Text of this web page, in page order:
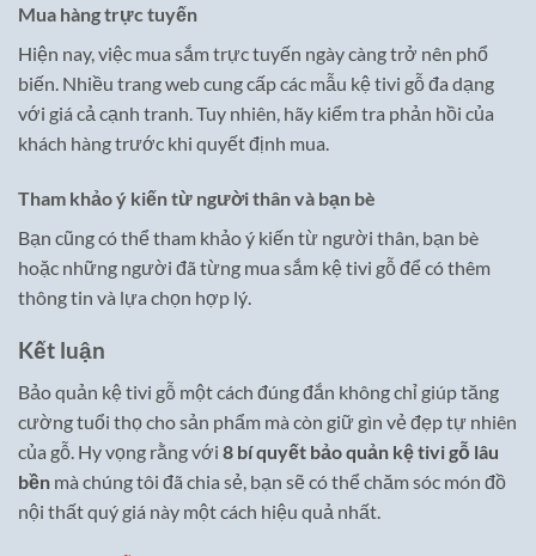
Mua hàng trực tuyến
Hiện nay, việc mua sắm trực tuyến ngày càng trở nên phổ
biến. Nhiều trang web cung cấp các mẫu kệ tivi gỗ đa dạng
với giá cả cạnh tranh. Tuy nhiên, hãy kiểm tra phản hồi của
khách hàng trước khi quyết định mua.
Tham khảo ý kiến từ người thân và bạn bè
Bạn cũng có thể tham khảo ý kiến từ người thân, bạn bè
hoặc những người đã từng mua sắm kệ tivi gỗ để có thêm
thông tin và lựa chọn hợp lý.
Kết luận
Bảo quản kệ tivi gỗ một cách đúng đắn không chỉ giúp tăng
cường tuổi thọ cho sản phẩm mà còn giữ gìn vẻ đẹp tự nhiên
của gỗ. Hy vọng rằng với 8 bí quyết bảo quản kệ tivi gỗ lâu
bền mà chúng tôi đã chia sẻ, bạn sẽ có thể chăm sóc món đồ
nội thất quý giá này một cách hiệu quả nhất.